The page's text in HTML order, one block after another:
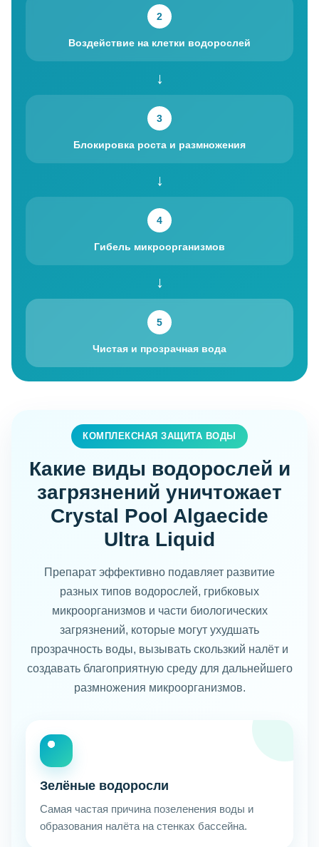
2
Воздействие на клетки водорослей
↓
3
Блокировка роста и размножения
↓
4
Гибель микроорганизмов
↓
5
Чистая и прозрачная вода
КОМПЛЕКСНАЯ ЗАЩИТА ВОДЫ
Какие виды водорослей и
загрязнений уничтожает
Crystal Pool Algaecide
Ultra Liquid
Препарат эффективно подавляет развитие
разных типов водорослей, грибковых
микроорганизмов и части биологических
загрязнений, которые могут ухудшать
прозрачность воды, вызывать скользкий налёт и
создавать благоприятную среду для дальнейшего
размножения микроорганизмов.
Зелёные водоросли
Самая частая причина позеленения воды и
образования налёта на стенках бассейна.